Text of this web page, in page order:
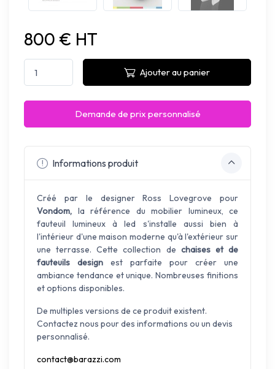
800 € HT
Ajouter au panier
Demande de prix personnalisé
Informations produit
Créé par le designer Ross Lovegrove pour
Vondom, la référence du mobilier lumineux, ce
fauteuil lumineux à led s'installe aussi bien à
l'intérieur d'une maison moderne qu'à l'extérieur sur
une terrasse. Cette collection de chaises et de
fauteuils design est parfaite pour créer une
ambiance tendance et unique. Nombreuses finitions
et options disponibles.
De multiples versions de ce produit existent.
Contactez nous pour des informations ou un devis
personnalisé.
contact@barazzi.com